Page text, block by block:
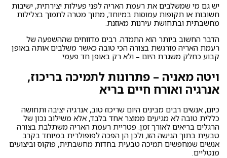
יש גם מי שמשלבים את רעמת האריה לפני פעילות יצירתית, ישיבות
חשובות או תקופות עמוסות במיוחד, מתוך מטרה לתמוך בצלילות
מחשבתית ובתחושת עירנות מאוזנת.
הדבר החשוב ביותר הוא התמדה. רבים מדווחים שההשפעה של
רעמת האריה מורגשת בצורה הכי טובה כאשר משלבים אותה באופן
קבוע כחלק משגרת היום – ולא רק באופן חד פעמי.
ויטה מאניה – פתרונות לתמיכה בריכוז,
אנרגיה ואורח חיים בריא
כיום, אנשים רבים מבינים היום שריכוז טוב, אנרגיה יציבה ותחושה
כללית טובה לא מגיעים ממוצר אחד בלבד, אלא משילוב נכון של
הרגלים בריאים לאורך זמן. פטריית רעמת האריה משתלבת בצורה
טבעית בתוך הגישה הזו, ולכן הן הפכה לפופולרית במיוחד בקרב
אנשים שמחפשים תמיכה טבעית בחדות מחשבתית, פוקוס וביצועים
מנטליים.